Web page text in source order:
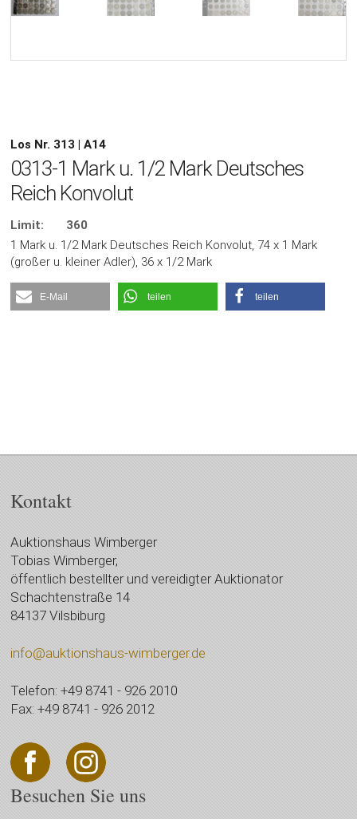
Los Nr. 313 | A14
0313-1 Mark u. 1/2 Mark Deutsches
Reich Konvolut
Limit:
360
1 Mark u. 1/2 Mark Deutsches Reich Konvolut, 74 x 1 Mark
(großer u. kleiner Adler), 36 x 1/2 Mark
E-Mail teilen teilen
Kontakt
Auktionshaus Wimberger
Tobias Wimberger,
öffentlich bestellter und vereidigter Auktionator
Schachtenstraße 14
84137 Vilsbiburg
info@auktionshaus-wimberger.de
Telefon: +49 8741 - 926 2010
Fax: +49 8741 - 926 2012
Besuchen Sie uns